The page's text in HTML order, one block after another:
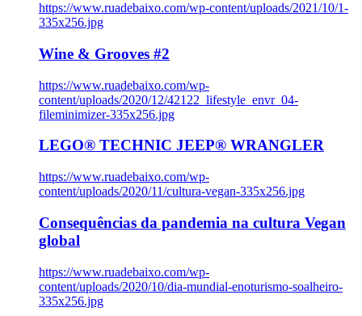
https://www.ruadebaixo.com/wp-content/uploads/2021/10/1-
335x256.jpg
Wine & Grooves #2
https://www.ruadebaixo.com/wp-
content/uploads/2020/12/42122_lifestyle_envr_04-
fileminimizer-335x256.jpg
LEGO® TECHNIC JEEP® WRANGLER
https://www.ruadebaixo.com/wp-
content/uploads/2020/11/cultura-vegan-335x256.jpg
Consequências da pandemia na cultura Vegan
global
https://www.ruadebaixo.com/wp-
content/uploads/2020/10/dia-mundial-enoturismo-soalheiro-
335x256.jpg